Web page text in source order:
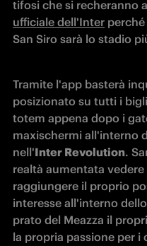
tifosi che si recheranno
ufficiale dell'Inter
San Siro sarà lo stadio
Tramite l'app basterà
posizionato su tutti i
totem appena dopo i
maxischermi all'interno
nell'Inter Revolution.
realtà aumentata
raggiungere il proprio
interesse all'interno
prato del Meazza il
la propria passione per